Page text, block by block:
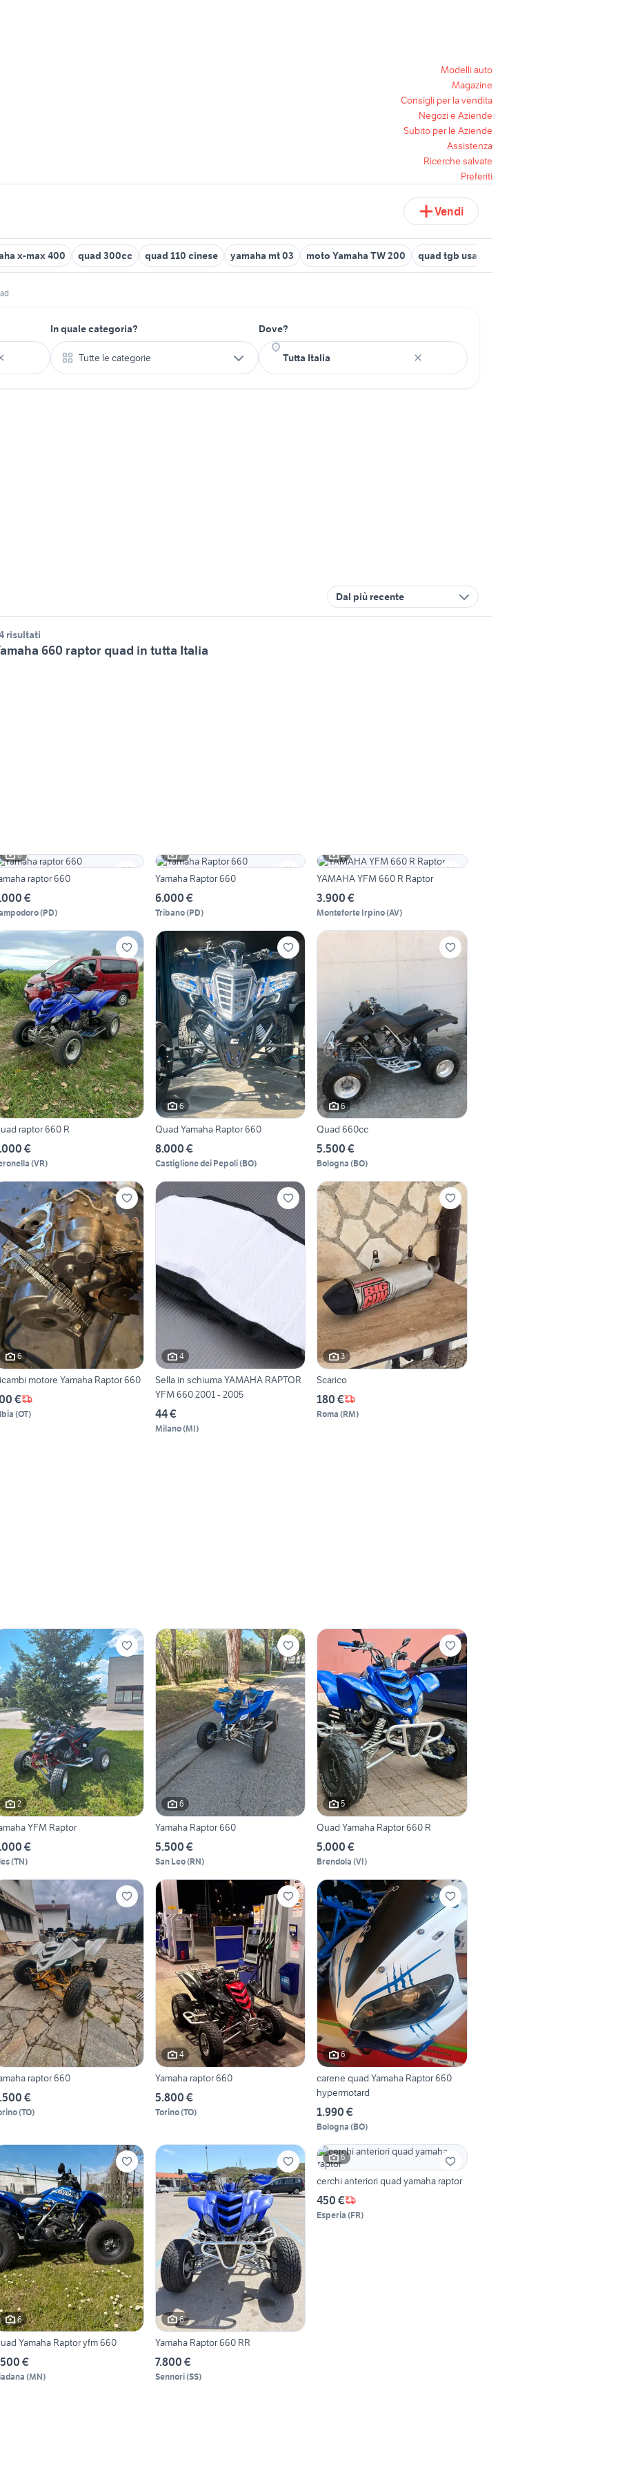
Modelli auto
Magazine
Consigli per la vendita
Negozi e Aziende
Subito per le Aziende
Assistenza
Ricerche salvate
Preferiti
Vendi
x-max 400 quad 300cc quad 110 cinese yamaha mt 03 moto Yamaha TW 200 quad tgb usato
In quale categoria?
Tutte le categorie
Dove?
Dal più recente
risultati
660 raptor quad in tutta Italia
6
raptor 660
€
(PD)
2
Yamaha Raptor 660
6.000 €
Tribano(PD)
4
YAMAHA YFM 660 R Raptor
3.900 €
Monteforte Irpino(AV)
raptor 660 R
€
(VR)
6
Quad Yamaha Raptor 660
8.000 €
Castiglione dei Pepoli(BO)
6
Quad 660cc
5.500 €
Bologna (BO)
6
motore Yamaha Raptor 660
€
(OT)
4
Sella in schiuma YAMAHA RAPTOR
YFM 660 2001 - 2005
44 €
Milano(MI)
3
Scarico
180 €
Roma (RM)
2
YFM Raptor
€
(TN)
6
Yamaha Raptor 660
5.500 €
San Leo(RN)
5
Quad Yamaha Raptor 660 R
5.000 €
Brendola (VI)
raptor 660
€
(TO)
4
Yamaha raptor 660
5.800 €
Torino(TO)
6
carene quad Yamaha Raptor 660
hypermotard
1.990 €
Bologna (BO)
6
Yamaha Raptor yfm 660
€
(MN)
6
Yamaha Raptor 660 RR
7.800 €
Sennori(SS)
6
cerchi anteriori quad yamaha raptor
450 €
Esperia (FR)